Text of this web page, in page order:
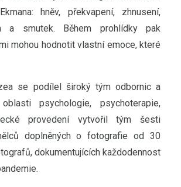
hněv, překvapení, zhnusení,
a smutek. Během prohlídky pak
mohou hodnotit vlastní emoce, které
se podílel široký tým odbornic a
psychologie, psychoterapie,
provedení vytvořil tým šesti
doplněných o fotografie od 30
dokumentujících každodennost